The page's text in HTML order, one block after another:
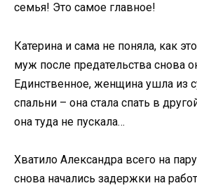
семья! Это самое главное!
Катерина и сама не поняла, как
муж после предательства снова
Единственное, женщина ушла из
спальни – она стала спать в
она туда не пускала…
Хватило Александра всего на
снова начались задержки на